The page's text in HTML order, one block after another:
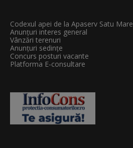
Codexul apei de la Apaserv Satu Mare
Anunțuri interes general
Vânzări terenuri
Anunțuri sedințe
Concurs posturi vacante
Platforma E-consultare